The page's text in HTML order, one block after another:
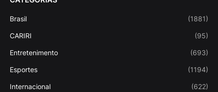
Brasil (1881)
CARIRI (95)
Entretenimento (693)
Esportes (1194)
Internacional (622)